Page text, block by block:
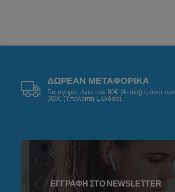
ΔΩΡΕΑΝ ΜΕΤΑΦΟΡΙΚΑ
Για αγορές άνω των 80€ (Αττική) ή άνω των
300€ (Υπόλοιπη Ελλάδα).
ΕΓΓΡΑΦΉ ΣΤΟ NEWSLETTER